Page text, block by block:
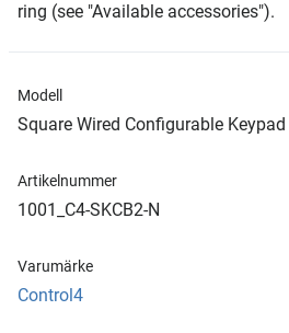
ring (see "Available accessories").
Modell
Square Wired Configurable Keypad
Artikelnummer
1001_C4-SKCB2-N
Varumärke
Control4